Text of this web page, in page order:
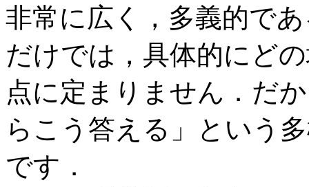
非常に広く，多義的で
だけでは，具体的にど
点に定まりません．だ
らこう答える」という
です．